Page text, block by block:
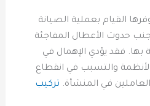
القيام بعملية الصيانة
حدوث الأعطال المفاجئة
بها. فقد يؤدي الإهمال في
والتسبب في انقطاع
في المنشأة. تركيب